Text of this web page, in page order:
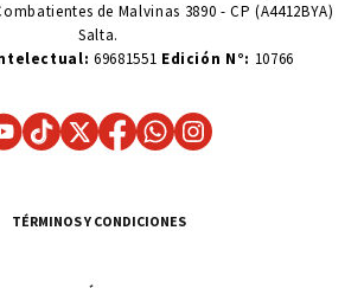
de Malvinas 3890 - CP (A4412BYA)
Salta.
69681551 Edición N°: 10766
TÉRMINOS Y CONDICIONES